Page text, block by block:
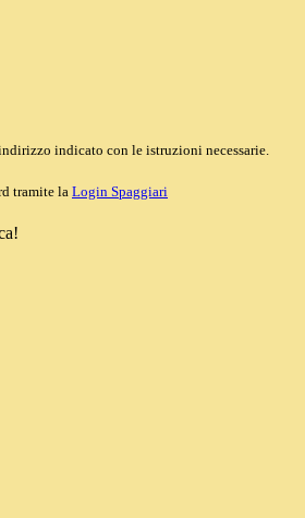
indicato con le istruzioni necessarie.
tramite la Login Spaggiari